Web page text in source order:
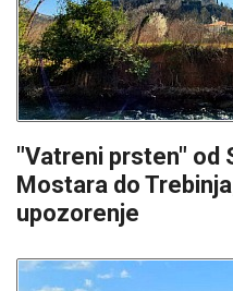
"Vatreni prsten" od
Mostara do
upozorenje